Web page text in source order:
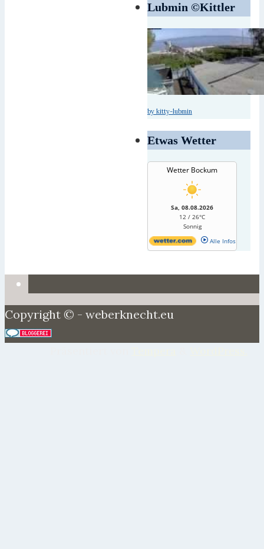
Lubmin ©Kittler
by kitty-lubmin
Etwas Wetter
Wetter Bockum
Sa, 08.08.2026
12 / 26°C
Sonnig
Alle Infos
Copyright © - weberknecht.eu